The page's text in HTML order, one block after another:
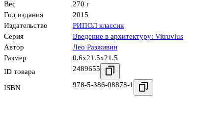
Вес
270 г
Год издания
2015
Издательство
РИПОЛ классик
Серия
Введение в архитектуру: Vitruvius
Автор
Лео Разживин
Размер
0.6x21.5x21.5
ID товара
2489655
ISBN 978-5-386-08878-1